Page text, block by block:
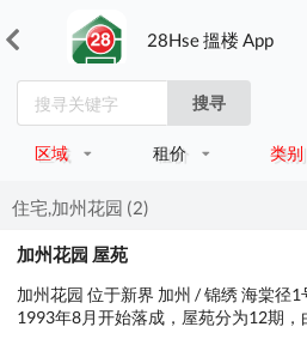
28Hse 搵楼 App
搜寻
区域 租价 类别
住宅,加州花园 (2)
加州花园 屋苑
加州花园 位于新界 加州 / 锦绣 海棠径
1993年8月开始落成，屋苑分为12期